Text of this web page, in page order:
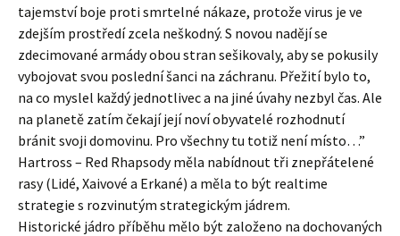
tajemství boje proti smrtelné nákaze, protože virus je ve
zdejším prostředí zcela neškodný. S novou nadějí se
zdecimované armády obou stran sešikovaly, aby se pokusily
vybojovat svou poslední šanci na záchranu. Přežití bylo to,
na co myslel každý jednotlivec a na jiné úvahy nezbyl čas. Ale
na planetě zatím čekají její noví obyvatelé rozhodnutí
bránit svoji domovinu. Pro všechny tu totiž není místo…”
Hartross – Red Rhapsody měla nabídnout tři znepřátelené
rasy (Lidé, Xaivové a Erkané) a měla to být realtime
strategie s rozvinutým strategickým jádrem.
Historické jádro příběhu mělo být založeno na dochovaných